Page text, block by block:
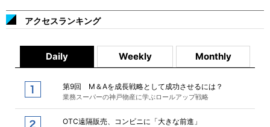
アクセスランキング
Daily Weekly Monthly
第9回 M＆Aを成長戦略として成功させるには？
業務スーパーの神戸物産に学ぶロールアップ戦略
OTC遠隔販売、コンビニに「大きな前進」